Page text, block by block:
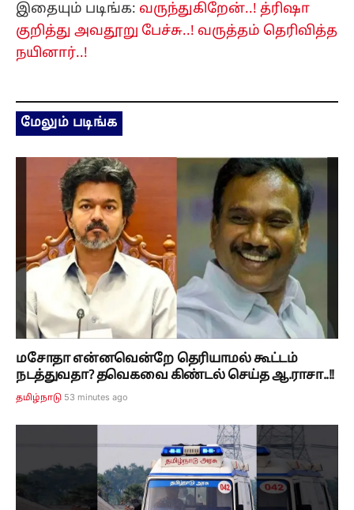
இதையும் படிங்க: வருந்துகிறேன்..! த்ரிஷா
குறித்து அவதூறு பேச்சு..! வருத்தம் தெரிவித்த
நயினார்..!
மேலும் படிங்க
மசோதா என்னவென்றே தெரியாமல் கூட்டம்
நடத்துவதா? தவெகவை கிண்டல் செய்த ஆ.ராசா..!!
தமிழ்நாடு 53 minutes ago